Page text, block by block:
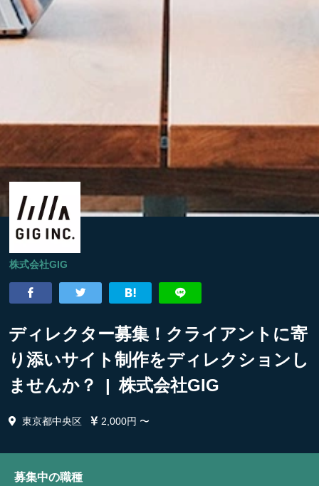
株式会社GIG
ディレクター募集！クライアントに寄
り添いサイト制作をディレクションし
ませんか？ | 株式会社GIG
東京都中央区 2,000円 〜
募集中の職種